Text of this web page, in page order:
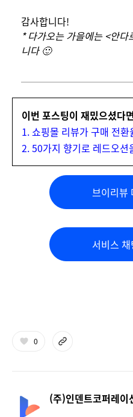
감사합니다!
* 다가오는 가을에는 <안
니다 🙂
이번 포스팅이 재밌으셨다
1. 쇼핑몰 리뷰가 구매 전
2. 50가지 향기로 레드오
브이리뷰
서비스
0
(주)인덴트코퍼레이